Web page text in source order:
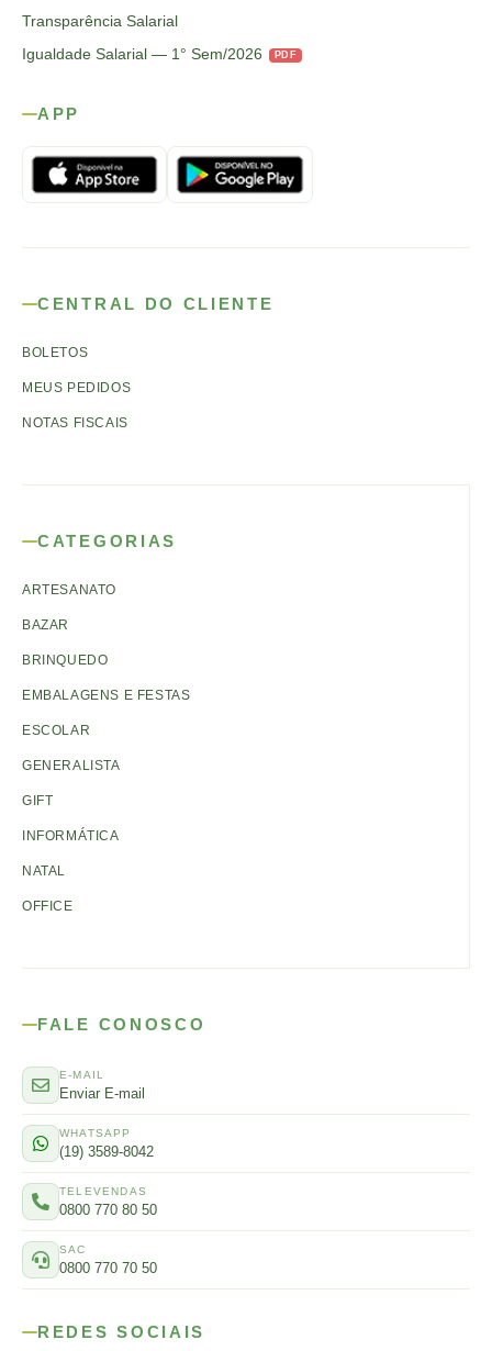
Transparência Salarial
Igualdade Salarial — 1° Sem/2026
PDF
APP
CENTRAL DO CLIENTE
BOLETOS
MEUS PEDIDOS
NOTAS FISCAIS
CATEGORIAS
ARTESANATO
BAZAR
BRINQUEDO
EMBALAGENS E FESTAS
ESCOLAR
GENERALISTA
GIFT
INFORMÁTICA
NATAL
OFFICE
FALE CONOSCO
E-MAIL
Enviar E-mail
WHATSAPP
(19) 3589-8042
TELEVENDAS
0800 770 80 50
SAC
0800 770 70 50
REDES SOCIAIS